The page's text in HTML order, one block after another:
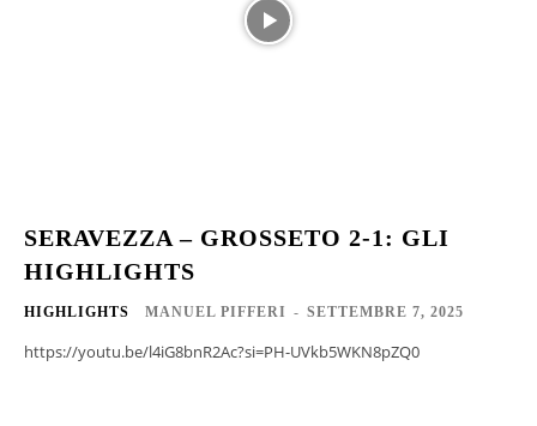
SERAVEZZA – GROSSETO 2-1: GLI
HIGHLIGHTS
HIGHLIGHTS MANUEL PIFFERI - SETTEMBRE 7, 2025
https://youtu.be/l4iG8bnR2Ac?si=PH-UVkb5WKN8pZQ0